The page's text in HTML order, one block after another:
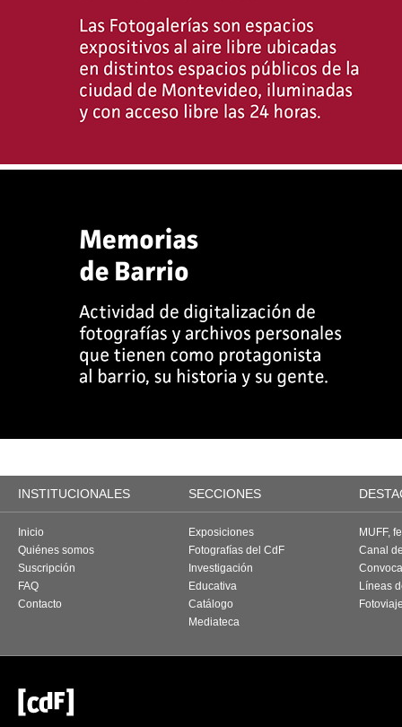
INSTITUCIONALES SECCIONES
Inicio
Quiénes somos
Suscripción
FAQ
Contacto
Exposiciones
Fotografías del CdF
Investigación
Educativa
Catálogo
Mediateca
MUFF,
Canal
Líneas